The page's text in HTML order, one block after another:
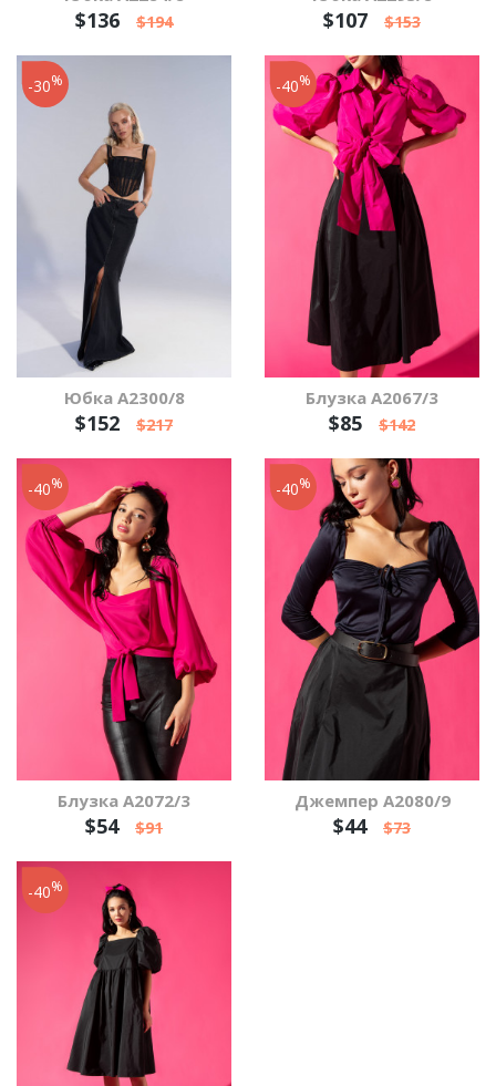
$136 $194 $107 $153
Юбка А2300/8
$152 $217
-30%
Блузка А2067/3
$85 $142
-40%
Блузка А2072/3
$54 $91
-40%
Джемпер А2080/9
$44 $73
-40%
-40%